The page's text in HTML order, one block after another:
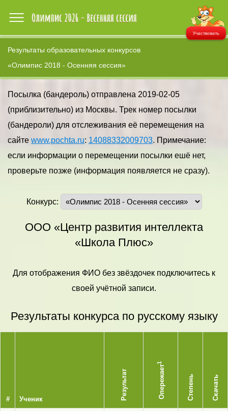
Участвовать
Результаты образовательных конкурсов
«Олимпис 2018 - Осенняя сессия»
Посылка (бандероль) отправлена 2019-02-05
(приблизительно) из Москвы. Трек номер посылки
(бандероли) для отслеживания её перемещения на
сайте www.pochta.ru: 14088332009703. Примечание:
если информации о перемещении посылки ешё нет,
проверьте позже (информация появляется не сразу).
Конкурс:
ООО «Центр развития интеллекта
«Школа Плюс»
Для отображения ФИО без звёздочек подключитесь к
своей учётной записи.
Результаты конкурса по русскому языку
# Ученик Результат Опережает
1
Степень Скачать